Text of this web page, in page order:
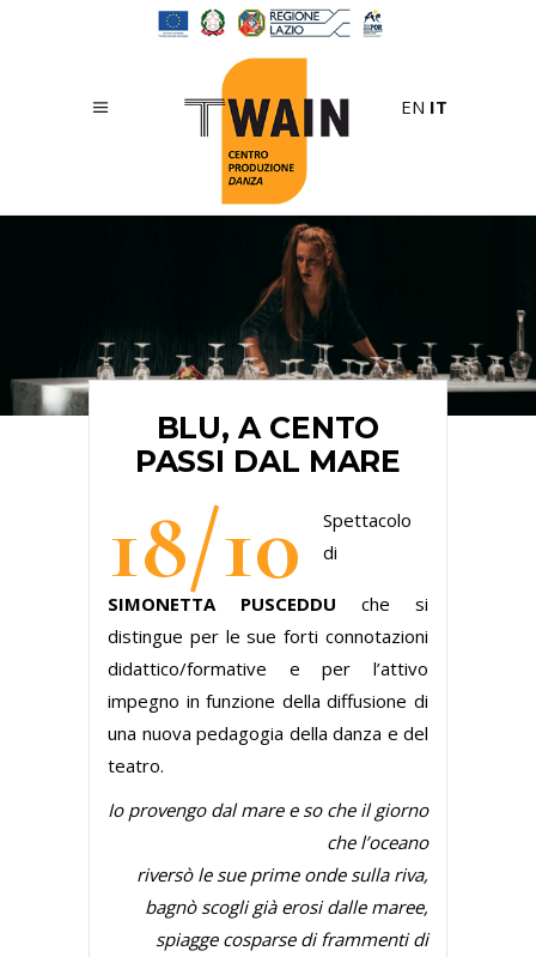
EN IT
BLU, A CENTO
PASSI DAL MARE
18/10
Spettacolo
di
SIMONETTA PUSCEDDU che si
distingue per le sue forti connotazioni
didattico/formative e per l’attivo
impegno in funzione della diffusione di
una nuova pedagogia della danza e del
teatro.
Io provengo dal mare e so che il giorno
che l’oceano
riversò le sue prime onde sulla riva,
bagnò scogli già erosi dalle maree,
spiagge cosparse di frammenti di